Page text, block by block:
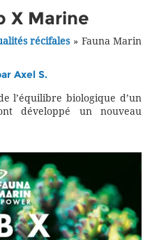
X Marine
récifales» Fauna Marin
Axel S.
l’équilibre biologique d’un
développé un nouveau